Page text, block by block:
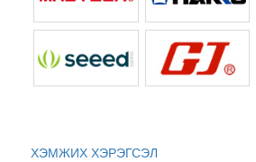
ХЭМЖИХ ХЭРЭГСЭЛ